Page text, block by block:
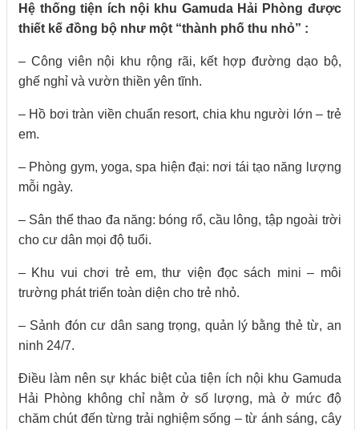
Hệ thống tiện ích nội khu Gamuda Hải Phòng được
thiết kế đồng bộ như một “thành phố thu nhỏ” :
– Công viên nội khu rộng rãi, kết hợp đường dạo bộ,
ghế nghỉ và vườn thiền yên tĩnh.
– Hồ bơi tràn viền chuẩn resort, chia khu người lớn – trẻ
em.
– Phòng gym, yoga, spa hiện đại: nơi tái tạo năng lượng
mỗi ngày.
– Sân thể thao đa năng: bóng rổ, cầu lông, tập ngoài trời
cho cư dân mọi độ tuổi.
– Khu vui chơi trẻ em, thư viện đọc sách mini – môi
trường phát triển toàn diện cho trẻ nhỏ.
– Sảnh đón cư dân sang trọng, quản lý bằng thẻ từ, an
ninh 24/7.
Điều làm nên sự khác biệt của tiện ích nội khu Gamuda
Hải Phòng không chỉ nằm ở số lượng, mà ở mức độ
chăm chút đến từng trải nghiệm sống – từ ánh sáng, cây